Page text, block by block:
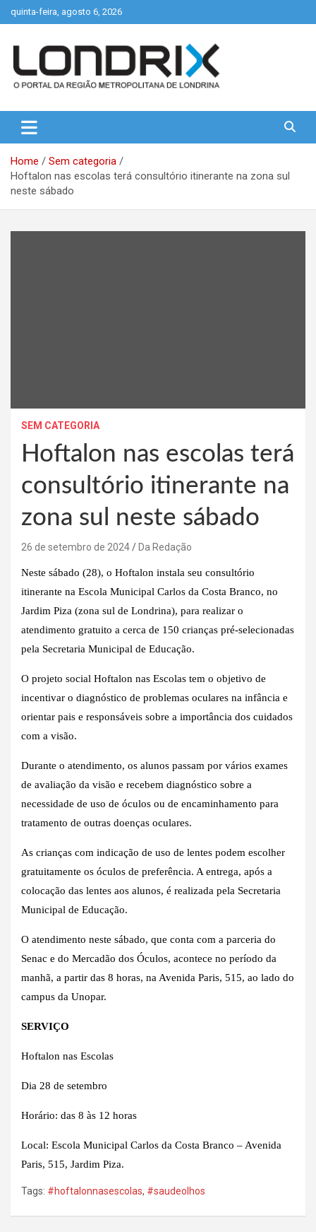
to
quinta-feira, agosto 6, 2026
Londrix
Home
Sem categoria
Hoftalon nas escolas terá consultório itinerante na zona sul
neste sábado
SEM CATEGORIA
Hoftalon nas escolas terá
consultório itinerante na
zona sul neste sábado
26 de setembro de 2024 Da Redação
Neste sábado (28), o Hoftalon instala seu consultório
itinerante na Escola Municipal Carlos da Costa Branco, no
Jardim Piza (zona sul de Londrina), para realizar o
atendimento gratuito a cerca de 150 crianças pré-selecionadas
pela Secretaria Municipal de Educação.
O projeto social Hoftalon nas Escolas tem o objetivo de
incentivar o diagnóstico de problemas oculares na infância e
orientar pais e responsáveis sobre a importância dos cuidados
com a visão.
Durante o atendimento, os alunos passam por vários exames
de avaliação da visão e recebem diagnóstico sobre a
necessidade de uso de óculos ou de encaminhamento para
tratamento de outras doenças oculares.
As crianças com indicação de uso de lentes podem escolher
gratuitamente os óculos de preferência. A entrega, após a
colocação das lentes aos alunos, é realizada pela Secretaria
Municipal de Educação.
O atendimento neste sábado, que conta com a parceria do
Senac e do Mercadão dos Óculos, acontece no período da
manhã, a partir das 8 horas, na Avenida Paris, 515, ao lado do
campus da Unopar.
SERVIÇO
Hoftalon nas Escolas
Dia 28 de setembro
Horário: das 8 às 12 horas
Local: Escola Municipal Carlos da Costa Branco – Avenida
Paris, 515, Jardim Piza.
Tags: #hoftalonnasescolas, #saudeolhos